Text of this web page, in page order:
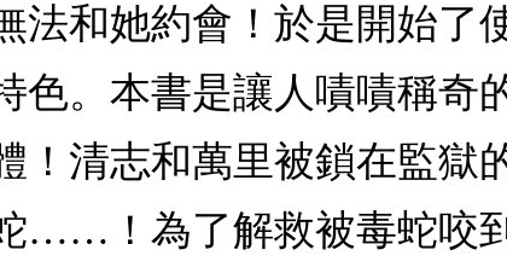
法和她約會！於是開始了
色。本書是讓人嘖嘖稱奇
！清志和萬里被鎖在監獄
……！為了解救被毒蛇咬